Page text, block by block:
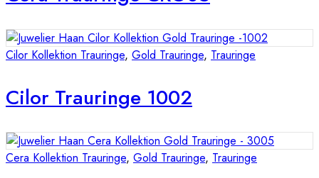
Cilor Kollektion Trauringe, Gold Trauringe, Trauringe
Cilor Trauringe 1002
Cera Kollektion Trauringe, Gold Trauringe, Trauringe